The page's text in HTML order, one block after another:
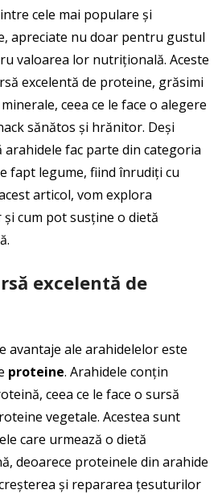
cele mai populare și
apreciate nu doar pentru gustul
valoarea lor nutrițională. Aceste
excelentă de proteine, grăsimi
ceea ce le face o alegere
sănătos și hrănitor. Deși
arahidele fac parte din categoria
fapt legume, fiind înrudiți cu
articol, vom explora
cum pot susține o dietă
excelentă de
avantaje ale arahidelelor este
proteine. Arahidele conțin
ceea ce le face o sursă
vegetale. Acestea sunt
care urmează o dietă
deoarece proteinele din arahide
și repararea țesuturilor